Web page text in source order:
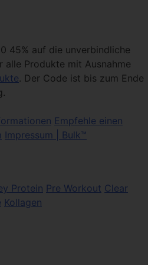
45% auf die unverbindliche
alle Produkte mit Ausnahme
. Der Code ist bis zum Ende
Empfehle einen
Impressum | Bulk™
Protein Pre Workout Clear
Kollagen